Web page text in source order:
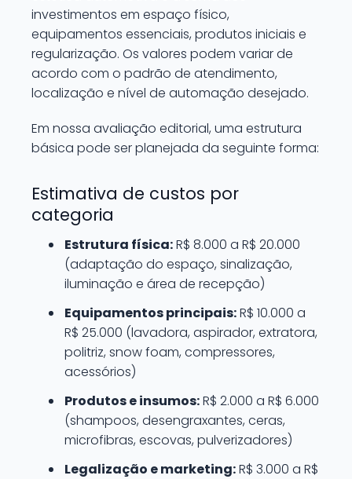
investimentos em espaço físico,
equipamentos essenciais, produtos iniciais e
regularização. Os valores podem variar de
acordo com o padrão de atendimento,
localização e nível de automação desejado.
Em nossa avaliação editorial, uma estrutura
básica pode ser planejada da seguinte forma:
Estimativa de custos por
categoria
Estrutura física:R$ 8.000 a R$ 20.000
(adaptação do espaço, sinalização,
iluminação e área de recepção)
Equipamentos principais:R$ 10.000 a
R$ 25.000 (lavadora, aspirador, extratora,
politriz, snow foam, compressores,
acessórios)
Produtos e insumos:R$ 2.000 a R$ 6.000
(shampoos, desengraxantes, ceras,
microfibras, escovas, pulverizadores)
Legalização e marketing:R$ 3.000 a R$